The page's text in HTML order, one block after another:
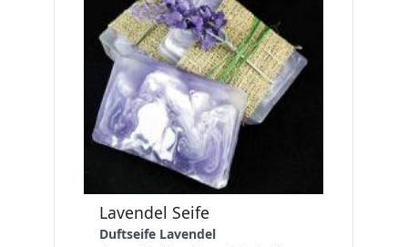
Lavendel Seife
Duftseife Lavendel